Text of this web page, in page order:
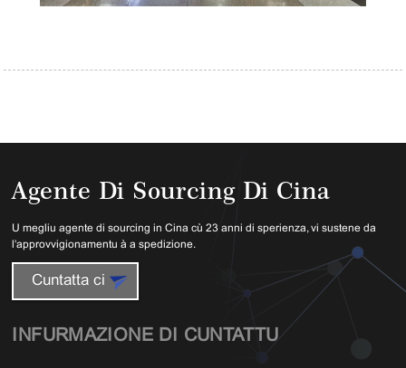
Agente Di Sourcing Di Cina
U megliu agente di sourcing in Cina cù 23 anni di sperienza, vi sustene da
l'approvvigionamentu à a spedizione.
Cuntatta ci
INFURMAZIONE DI CUNTATTU